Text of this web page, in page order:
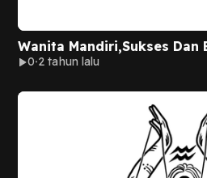
Wanita Mandiri,Sukses Dan
0 2 tahun lalu